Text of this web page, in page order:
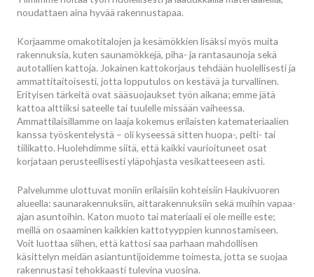
noudattaen aina hyvää rakennustapaa.
Korjaamme omakotitalojen ja kesämökkien lisäksi myös muita
rakennuksia, kuten saunamökkejä, piha- ja rantasaunoja sekä
autotallien kattoja. Jokainen kattokorjaus tehdään huolellisesti ja
ammattitaitoisesti, jotta lopputulos on kestävä ja turvallinen.
Erityisen tärkeitä ovat sääsuojaukset työn aikana; emme jätä
kattoa alttiiksi sateelle tai tuulelle missään vaiheessa.
Ammattilaisillamme on laaja kokemus erilaisten katemateriaalien
kanssa työskentelystä – oli kyseessä sitten huopa-, pelti- tai
tiilikatto. Huolehdimme siitä, että kaikki vaurioituneet osat
korjataan perusteellisesti yläpohjasta vesikatteeseen asti.
Palvelumme ulottuvat moniin erilaisiin kohteisiin Haukivuoren
alueella: saunarakennuksiin, aittarakennuksiin sekä muihin vapaa-
ajan asuntoihin. Katon muoto tai materiaali ei ole meille este;
meillä on osaaminen kaikkien kattotyyppien kunnostamiseen.
Voit luottaa siihen, että kattosi saa parhaan mahdollisen
käsittelyn meidän asiantuntijoidemme toimesta, jotta se suojaa
rakennustasi tehokkaasti tulevina vuosina.